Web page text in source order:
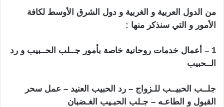
من الدول العربية و الغربية و دول الشرق الأوسط لكافة
الأمور و التي سنذكر منها :
1 – أعمال خدمات روحانية خاصة بأمور جــلب الحــبيب و رد
الــحبيب
جلــب الحبيــب للـزواج – رد الحبيب العنيد – عمل سحر
القبول و الطاعـه – جـلب الحبـيب الغـضبان